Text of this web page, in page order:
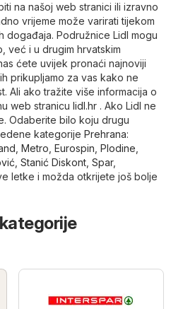
na našoj web stranici ili izravno
vrijeme može varirati tijekom
događaja. Podružnice Lidl mogu
već i u drugim hrvatskim
ćete uvijek pronaći najnoviji
prikupljamo za vas kako ne
Ali ako tražite više informacija o
web stranicu lidl.hr . Ako Lidl ne
Odaberite bilo koju drugu
kategorije Prehrana:
Metro Eurospin Plodine
Stanić Diskont Spar,
letke i možda otkrijete još bolje